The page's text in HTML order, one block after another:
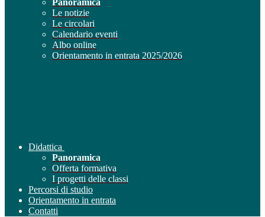
Panoramica
Le notizie
Le circolari
Calendario eventi
Albo online
Orientamento in entrata 2025/2026
Didattica
Panoramica
Offerta formativa
I progetti delle classi
Percorsi di studio
Orientamento in entrata
Contatti